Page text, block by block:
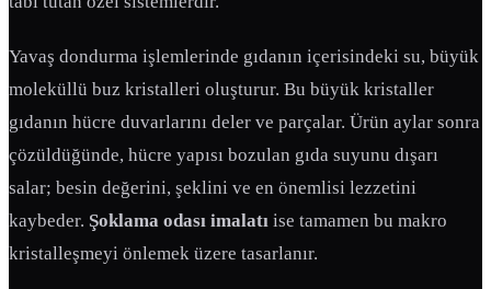
Yavaş dondurma işlemlerinde gıdanın içerisindeki su, büyük
moleküllü buz kristalleri oluşturur. Bu büyük kristaller
gıdanın hücre duvarlarını deler ve parçalar. Ürün aylar sonra
çözüldüğünde, hücre yapısı bozulan gıda suyunu dışarı
salar; besin değerini, şeklini ve en önemlisi lezzetini
kaybeder. Şoklama odası imalatı ise tamamen bu makro
kristalleşmeyi önlemek üzere tasarlanır.